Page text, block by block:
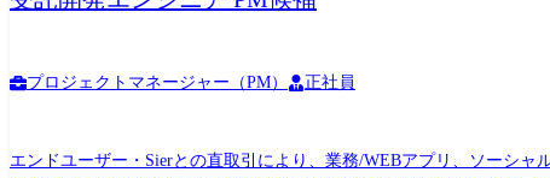
プロジェクトマネージャー（PM） 正社員
エンドユーザー・Sierとの直取引により、業務/WEBアプリ、ソーシ